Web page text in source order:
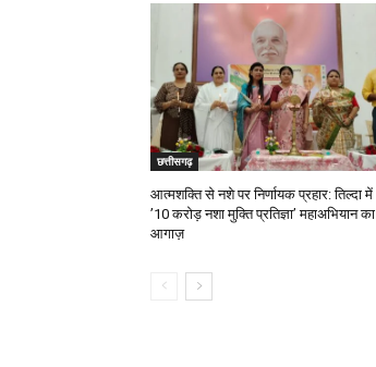
छत्तीसगढ़
आत्मशक्ति से नशे पर निर्णायक प्रहार: तिल्दा में
’10 करोड़ नशा मुक्ति प्रतिज्ञा’ महाअभियान का
आगाज़